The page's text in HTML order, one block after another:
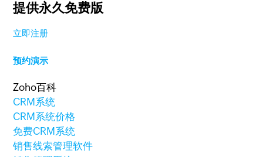
提供永久免费版
立即注册
预约演示
Zoho百科
CRM系统
CRM系统价格
免费CRM系统
销售线索管理软件